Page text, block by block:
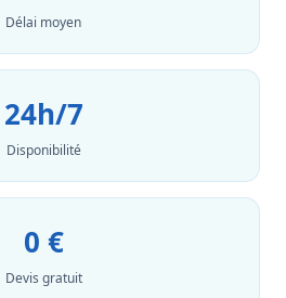
Délai moyen
24h/7
Disponibilité
0 €
Devis gratuit